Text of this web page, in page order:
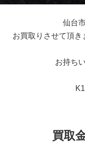
仙台
お買取りさせて頂き
お持ち
買取